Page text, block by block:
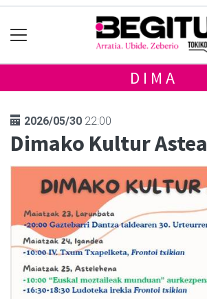
DIMA
2026/05/30 22:00
Dimako Kultur Astea